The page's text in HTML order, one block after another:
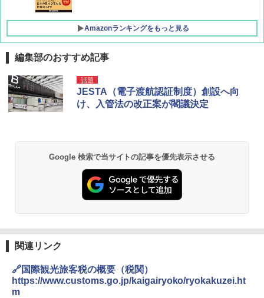
Amazonランキングをもっと見る
[キャンパーズコレクション 山善] ポップアッ
プテント 傘みたいに広げて畳める パッとサ
ッとサンシェード キューブ フルクローズ メ
ッシュ 簡単設置 ワンタッチテント キャンプ
PYKES PEAK (パイクスピーク) 着替えテン
ト プライバシー テント 【中が透けない】 1
人用 折りたたみ 防災グッズ 災害用トイレ ビ
ーチ ピクニック ポップアップテント 携帯 簡
易 トイレテント (ブラック)
ENDLESS BASE 《めざましテレビで紹介》
テント ワンタッチ RENEW 幅200 2-3人用 43
500002(88859)
BUNDOK(バンドック)ソロ ドーム 1 EX BDK
-08EX カーキ ソロキャンプ ポリエステル フ
レーム テント
GRANDOOR ステンレス保冷剤 2個セット 2
026リニューアル 急速冷凍 空間倍増 衛生的
コンパクト 保冷力長持ち
￥2,980
付き ヒグマ・イノシシ対策 自治体・教育機
関の購入実績 登山・キャンプ・アウトドア・
防災用品 長期保存可能 緊急時用 日本国内発
編集部のおすすめ記事
話題
JESTA（電子渡航認証制度）創設へ向
け、入管法の改正案が閣議決定
Google 検索で当サイトの記事を優先表示させる
関連リンク
🔗国際観光旅客税の概要（税関）
https://www.customs.go.jp/kaigairyoko/ryokakuzei.ht
m